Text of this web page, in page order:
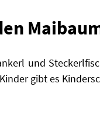
und
gibt es